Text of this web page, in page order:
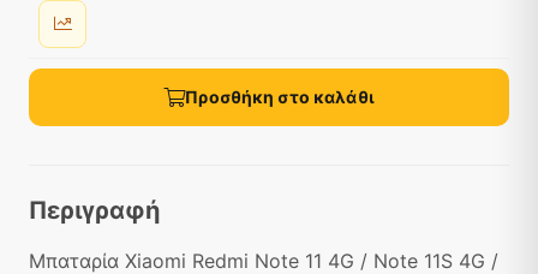
Προσθήκη στο καλάθι
Περιγραφή
Μπαταρία Xiaomi Redmi Note 11 4G / Note 11S 4G /